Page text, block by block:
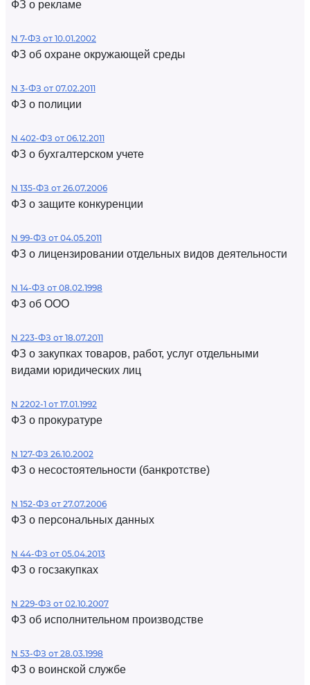
ФЗ о рекламе
N 7-ФЗ от 10.01.2002
ФЗ об охране окружающей среды
N 3-ФЗ от 07.02.2011
ФЗ о полиции
N 402-ФЗ от 06.12.2011
ФЗ о бухгалтерском учете
N 135-ФЗ от 26.07.2006
ФЗ о защите конкуренции
N 99-ФЗ от 04.05.2011
ФЗ о лицензировании отдельных видов деятельности
N 14-ФЗ от 08.02.1998
ФЗ об ООО
N 223-ФЗ от 18.07.2011
ФЗ о закупках товаров, работ, услуг отдельными
видами юридических лиц
N 2202-1 от 17.01.1992
ФЗ о прокуратуре
N 127-ФЗ 26.10.2002
ФЗ о несостоятельности (банкротстве)
N 152-ФЗ от 27.07.2006
ФЗ о персональных данных
N 44-ФЗ от 05.04.2013
ФЗ о госзакупках
N 229-ФЗ от 02.10.2007
ФЗ об исполнительном производстве
N 53-ФЗ от 28.03.1998
ФЗ о воинской службе